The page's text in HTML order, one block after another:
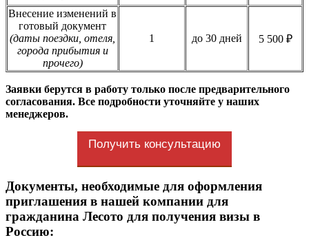
Внесение изменений в
готовый документ
(даты поездки, отеля,
города прибытия и
прочего)
1 до 30 дней 5 500 ₽
Заявки берутся в работу только после предварительного
согласования. Все подробности уточняйте у наших
менеджеров.
Получить консультацию
Документы, необходимые для оформления
приглашения в нашей компании для
гражданина Лесото для получения визы в
Россию: